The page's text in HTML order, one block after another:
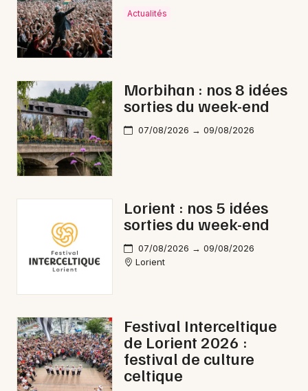
Artistes en tournée
Actus dans le Morbihan
Magazine dans le Morbihan
56 - Morbihan
Mon email
Actualités
Morbihan : nos 8 idées
sorties du week-end
07/08/2026 → 09/08/2026
Lorient : nos 5 idées
sorties du week-end
07/08/2026 → 09/08/2026
Lorient
Festival Interceltique
de Lorient 2026 :
festival de culture
celtique